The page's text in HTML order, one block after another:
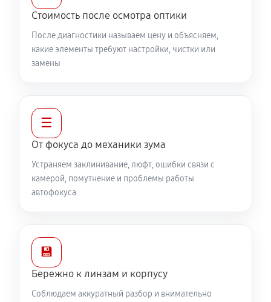
Замена светофильтра объектива Canon EF-M 28mm
f/3.5 Macro IS STM
Стоимость после осмотра оптики
После диагностики называем цену и объясняем,
какие элементы требуют настройки, чистки или
замены
☰
От фокуса до механики зума
Устраняем заклинивание, люфт, ошибки связи с
камерой, помутнение и проблемы работы
автофокуса
💾
Бережно к линзам и корпусу
Соблюдаем аккуратный разбор и внимательно